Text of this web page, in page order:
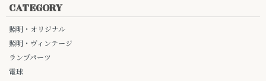
CATEGORY
照明・オリジナル
照明・ヴィンテージ
ランプパーツ
電球